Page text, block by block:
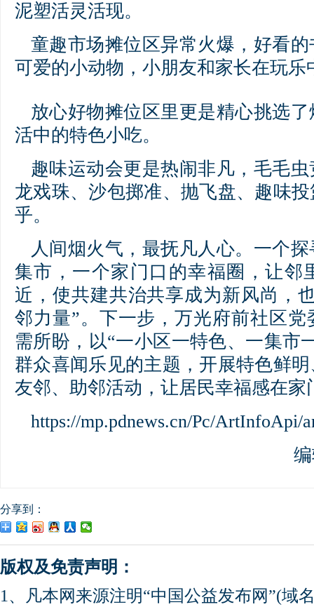
泥塑活灵活现。
童趣市场摊位区异常火爆，好看
可爱的小动物，小朋友和家长在玩乐
放心好物摊位区里更是精心挑选
活中的特色小吃。
趣味运动会更是热闹非凡，毛毛
龙戏珠、沙包掷准、抛飞盘、趣味
乎。
人间烟火气，最抚凡人心。一个
集市，一个家门口的幸福圈，让邻
近，使共建共治共享成为新风尚，
邻力量”。下一步，万光府前社区
需所盼，以“一小区一特色、一集市
群众喜闻乐见的主题，开展特色鲜
友邻、助邻活动，让居民幸福感在家
https://mp.pdnews.cn/Pc/ArtInfoApi/
分享到：
版权及免责声明：
1、凡本网来源注明“中国公益发布网”(域